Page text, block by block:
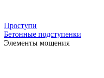
Проступи
Бетонные подступенки
Элементы мощения